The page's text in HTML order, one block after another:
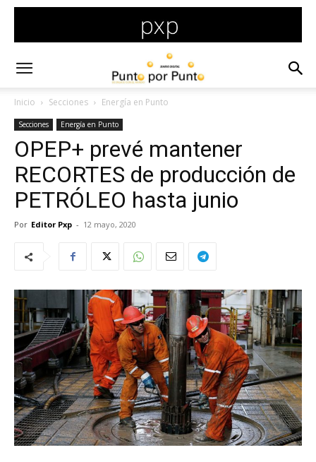
Inicio Secciones Energía en Punto
Secciones Energía en Punto
OPEP+ prevé mantener
RECORTES de producción de
PETRÓLEO hasta junio
Por Editor Pxp - 12 mayo, 2020